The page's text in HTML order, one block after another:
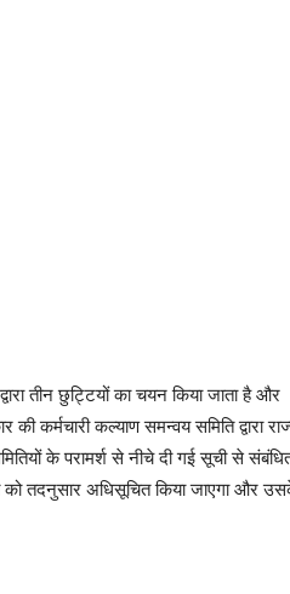
तीन छुट्टियों का चयन किया जाता है और
कर्मचारी कल्याण समन्वय समिति द्वारा
के परामर्श से नीचे दी गई सूची से
तदनुसार अधिसूचित किया जाएगा और